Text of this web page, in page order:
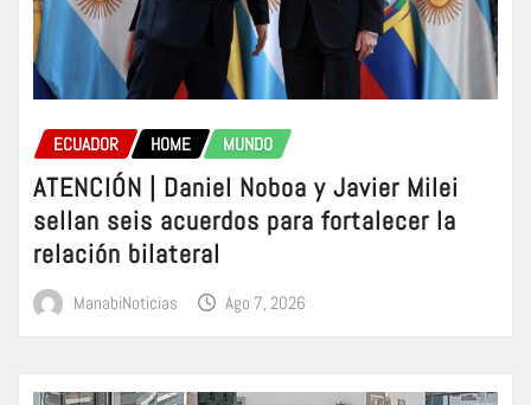
ECUADOR HOME MUNDO
ATENCIÓN | Daniel Noboa y Javier Milei
sellan seis acuerdos para fortalecer la
relación bilateral
ManabiNoticias Ago 7, 2026